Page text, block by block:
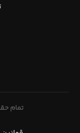
تمام